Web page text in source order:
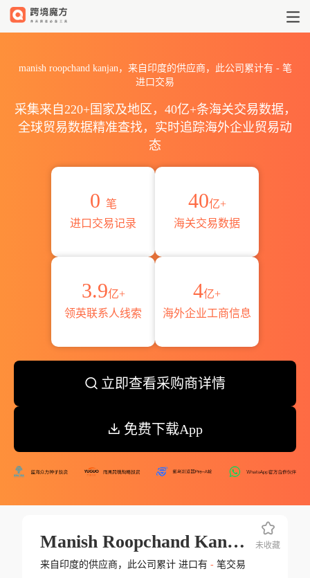
manish roopchand kanjan，来自印度的供应商，此公司累计有 -笔
进口交易
采集来自220+国家及地区，40亿+条海关交易数据，
全球贸易数据精准查找，实时追踪海外企业贸易动
态
0 笔
进口交易记录
40亿+
海关交易数据
3.9亿+
领英联系人线索
4亿+
海外企业工商信息
立即查看采购商详情
免费下载App
Manish Roopchand Kanjan
来自印度的供应商，此公司累计 进口有 -笔交易
未收藏